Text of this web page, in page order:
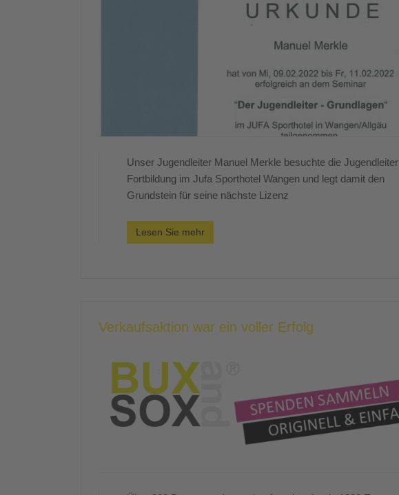
Unser Jugendleiter Manuel Merkle besuchte die Jugendleiter
Fortbildung im Jufa Sporthotel Wangen und legt damit den
Grundstein für seine nächste Lizenz
Lesen Sie mehr
Verkaufsaktion war ein voller Erfolg